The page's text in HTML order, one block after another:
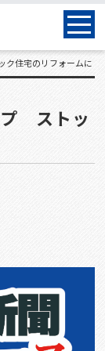
住宅のリフォームに
プ ストッ